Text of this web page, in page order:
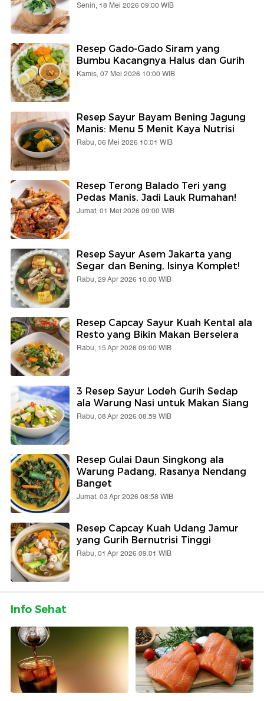
Senin, 18 Mei 2026 09:00 WIB
Resep Gado-Gado Siram yang
Bumbu Kacangnya Halus dan Gurih
Kamis, 07 Mei 2026 10:00 WIB
Resep Sayur Bayam Bening Jagung
Manis: Menu 5 Menit Kaya Nutrisi
Rabu, 06 Mei 2026 10:01 WIB
Resep Terong Balado Teri yang
Pedas Manis, Jadi Lauk Rumahan!
Jumat, 01 Mei 2026 09:00 WIB
Resep Sayur Asem Jakarta yang
Segar dan Bening, Isinya Komplet!
Rabu, 29 Apr 2026 10:00 WIB
Resep Capcay Sayur Kuah Kental ala
Resto yang Bikin Makan Berselera
Rabu, 15 Apr 2026 09:00 WIB
3 Resep Sayur Lodeh Gurih Sedap
ala Warung Nasi untuk Makan Siang
Rabu, 08 Apr 2026 08:59 WIB
Resep Gulai Daun Singkong ala
Warung Padang, Rasanya Nendang
Banget
Jumat, 03 Apr 2026 08:58 WIB
Resep Capcay Kuah Udang Jamur
yang Gurih Bernutrisi Tinggi
Rabu, 01 Apr 2026 09:01 WIB
Info Sehat